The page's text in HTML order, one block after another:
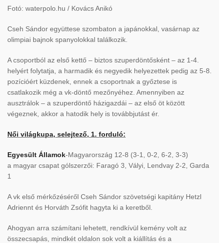
Fotó: waterpolo.hu / Kovács Anikó
Cseh Sándor együttese szombaton a japánokkal, vasárnap az
olimpiai bajnok spanyolokkal találkozik.
A csoportból az első kettő – biztos szuperdöntősként – az 1-4.
helyért folytatja, a harmadik és negyedik helyezettek pedig az 5-8.
pozícióért küzdenek, ennek a csoportnak a győztese is
csatlakozik még a vk-döntő mezőnyéhez. Amennyiben az
ausztrálok – a szuperdöntő házigazdái – az első öt között
végeznek, akkor a hatodik hely is továbbjutást ér.
Női világkupa, selejtező, 1. forduló:
Egyesült Államok-Magyarország 12-8 (3-1, 0-2, 6-2, 3-3)
a magyar csapat gólszerzői: Faragó 3, Vályi, Lendvay 2-2, Garda
1
A vk első mérkőzéséről Cseh Sándor szövetségi kapitány Hetzl
Adriennt és Horváth Zsófit hagyta ki a keretből.
Ahogyan arra számítani lehetett, rendkívül kemény volt az
összecsapás, mindkét oldalon sok volt a kiállítás és a